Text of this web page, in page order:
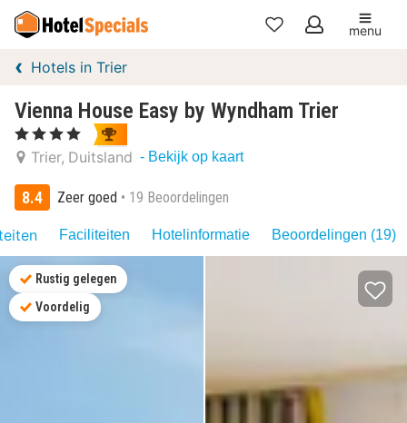
Mijn
menu
Hotels in Trier
Vienna House Easy by Wyndham Trier
, 4 Sterren
Trier Duitsland - Bekijk op kaart
8.4 Zeer goed 19 Beoordelingen
Faciliteiten Hotelinformatie Beoordelingen (19)
Rustig gelegen
Voordelig